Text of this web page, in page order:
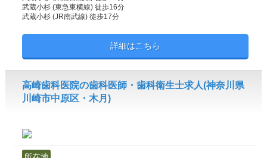
武蔵小杉 (東急東横線) 徒歩16分
武蔵小杉 (JR南武線) 徒歩17分
詳細はこちら
高崎歯科医院の歯科医師・歯科衛生士求人(神奈川県
川崎市中原区・木月)